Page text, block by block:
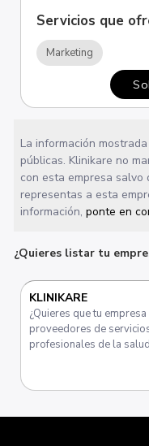
Servicios que
Marketing
La información
públicas. Klinikare no
con esta empresa salvo
representas a esta
información,ponte en
¿Quieres listar tu
KLINIKARE
¿Quieres que tu
proveedores de
profesionales de la